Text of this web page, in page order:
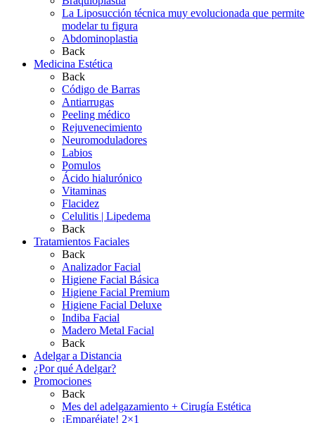
La Liposucción técnica muy evolucionada que permite
modelar tu figura
Abdominoplastia
Back
Medicina Estética
Back
Código de Barras
Antiarrugas
Peeling médico
Rejuvenecimiento
Neuromoduladores
Labios
Pomulos
Ácido hialurónico
Vitaminas
Flacidez
Celulitis | Lipedema
Back
Tratamientos Faciales
Back
Analizador Facial
Higiene Facial Básica
Higiene Facial Premium
Higiene Facial Deluxe
Indiba Facial
Madero Metal Facial
Back
Adelgar a Distancia
¿Por qué Adelgar?
Promociones
Back
Mes del adelgazamiento + Cirugía Estética
¡Emparéjate! 2×1